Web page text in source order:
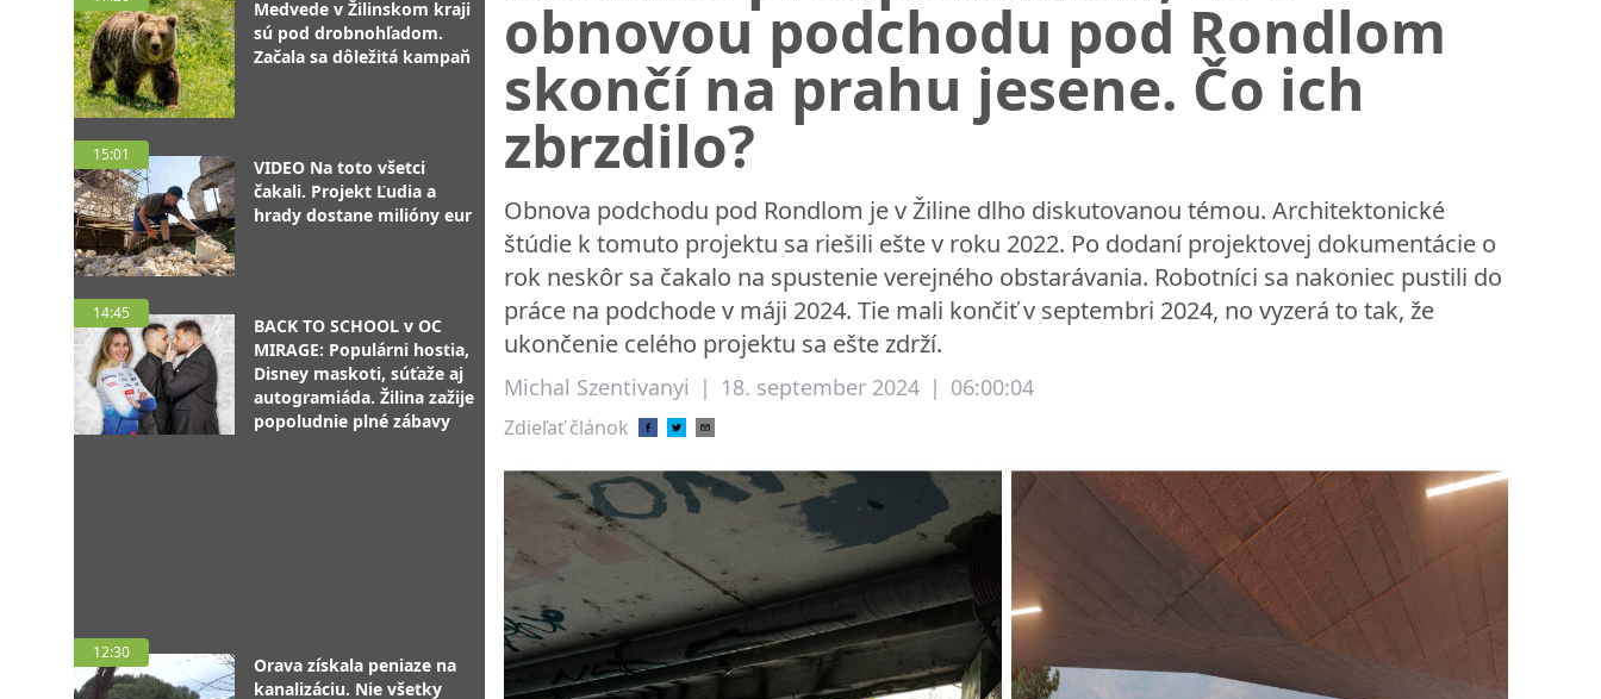
Medvede v Žilinskom kraji
sú pod drobnohľadom.
Začala sa dôležitá kampaň
15:01
VIDEO Na toto všetci
čakali. Projekt Ľudia a
hrady dostane milióny eur
14:45
BACK TO SCHOOL v OC
MIRAGE: Populárni hostia,
Disney maskoti, súťaže aj
autogramiáda. Žilina zažije
popoludnie plné zábavy
12:30
Orava získala peniaze na
kanalizáciu. Nie všetky
obnovou podchodu pod Rondlom
skončí na prahu jesene. Čo ich
zbrzdilo?
Obnova podchodu pod Rondlom je v Žiline dlho diskutovanou témou. Architektonické
štúdie k tomuto projektu sa riešili ešte v roku 2022. Po dodaní projektovej dokumentácie o
rok neskôr sa čakalo na spustenie verejného obstarávania. Robotníci sa nakoniec pustili do
práce na podchode v máji 2024. Tie mali končiť v septembri 2024, no vyzerá to tak, že
ukončenie celého projektu sa ešte zdrží.
Michal Szentivanyi | 18. september 2024 | 06:00:04
Zdieľať článok